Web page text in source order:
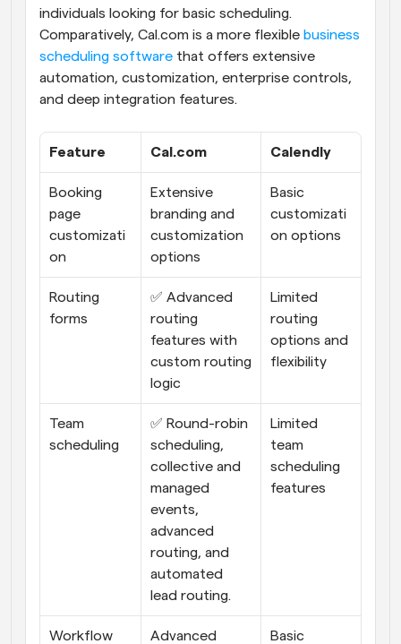
individuals looking for basic scheduling.
Comparatively, Cal.com is a more flexible business
scheduling software that offers extensive
automation, customization, enterprise controls,
and deep integration features.
Feature Cal.com Calendly
Booking
page
customizati
on
Extensive
branding and
customization
options
Basic
customizati
on options
Routing
forms
✅ Advanced
routing
features with
custom routing
logic
Limited
routing
options and
flexibility
Team
scheduling
✅ Round-robin
scheduling,
collective and
managed
events,
advanced
routing, and
automated
lead routing.
Limited
team
scheduling
features
Workflow Advanced Basic